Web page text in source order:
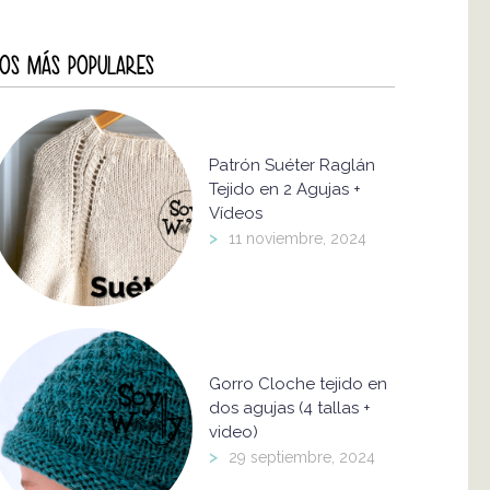
MÁS POPULARES
Patrón Suéter Raglán
Tejido en 2 Agujas +
Vídeos
> 11 noviembre, 2024
Gorro Cloche tejido en
dos agujas (4 tallas +
video)
> 29 septiembre, 2024